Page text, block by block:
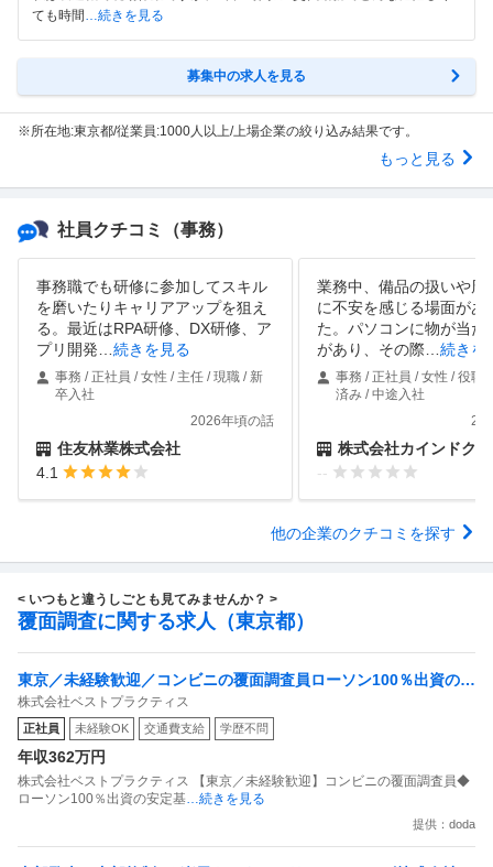
ても時間 …続きを見る
募集中の求人を見る
※所在地:東京都/従業員:1000人以上/上場企業の絞り込み結果です。
もっと見る
社員クチコミ （事務）
事務職でも研修に参加してスキル
を磨いたりキャリアアップを狙え
る。最近はRPA研修、DX研修、ア
プリ開発
続きを見る
事務 / 正社員 / 女性 / 主任 / 現職 / 新
卒入社
2026年頃の話
住友林業株式会社
4.1
業務中、備品の扱いや周
に不安を感じる場面があ
た。パソコンに物が当た
があり、その際
続きを
事務 / 正社員 / 女性 / 役職
済み / 中途入社
株式会社カインドク
--
他の企業のクチコミを探す
< いつもと違うしごとも見てみませんか？ >
覆面調査に関する求人（東京都）
東京／未経験歓迎／コンビニの覆面調査員ローソン100％出資の安
定基盤／月５日在宅／残業月10時間
株式会社ベストプラクティス
正社員 未経験OK 交通費支給 学歴不問
年収362万円
株式会社ベストプラクティス 【東京／未経験歓迎】コンビニの覆面調査員◆
ローソン100％出資の安定基 …続きを見る
提供：doda